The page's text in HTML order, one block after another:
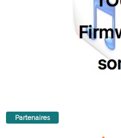
Partenaires